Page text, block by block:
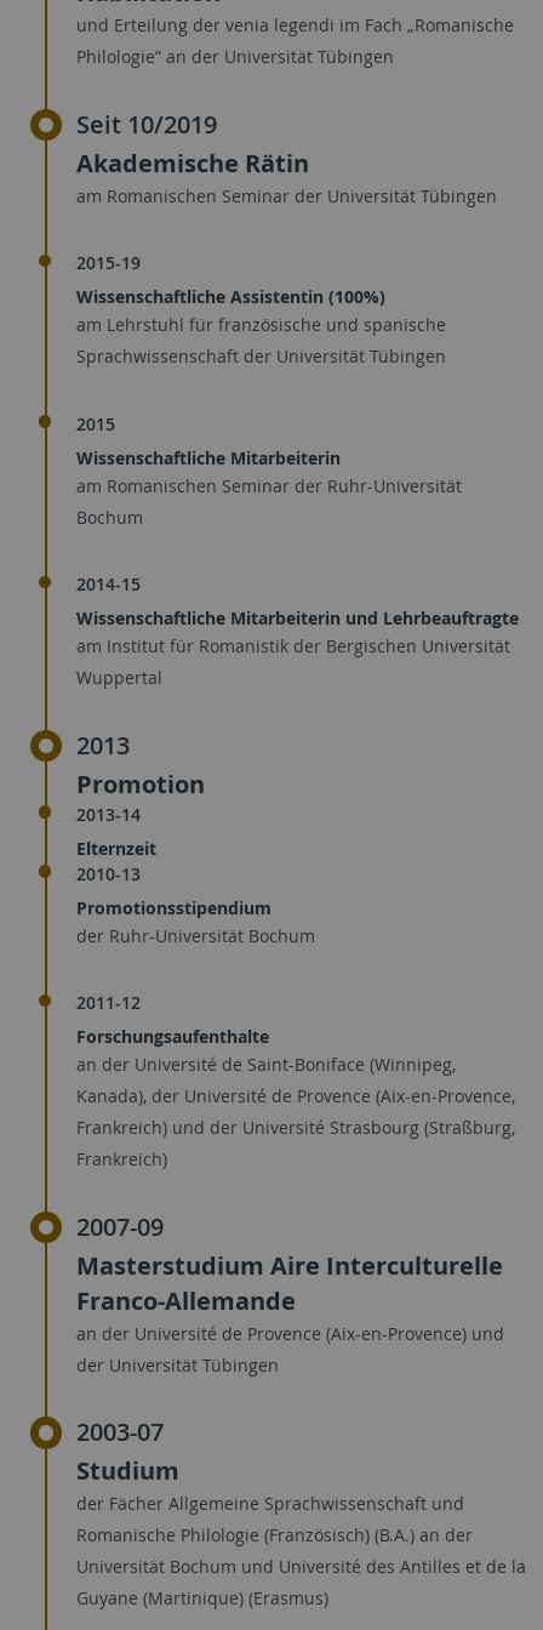
und Erteilung der venia legendi im Fach „Romanische
Philologie“ an der Universität Tübingen
Seit 10/2019
Akademische Rätin
am Romanischen Seminar der Universität Tübingen
2015-19
Wissenschaftliche Assistentin (100%)
am Lehrstuhl für französische und spanische
Sprachwissenschaft der Universität Tübingen
2015
Wissenschaftliche Mitarbeiterin
am Romanischen Seminar der Ruhr-Universität
Bochum
2014-15
Wissenschaftliche Mitarbeiterin und Lehrbeauftragte
am Institut für Romanistik der Bergischen Universität
Wuppertal
2013
Promotion
2013-14
Elternzeit
2010-13
Promotionsstipendium
der Ruhr-Universität Bochum
2011-12
Forschungsaufenthalte
an der Université de Saint-Boniface (Winnipeg,
Kanada), der Université de Provence (Aix-en-Provence,
Frankreich) und der Université Strasbourg (Straßburg,
Frankreich)
2007-09
Masterstudium Aire Interculturelle
Franco-Allemande
an der Université de Provence (Aix-en-Provence) und
der Universität Tübingen
2003-07
Studium
der Fächer Allgemeine Sprachwissenschaft und
Romanische Philologie (Französisch) (B.A.) an der
Universität Bochum und Université des Antilles et de la
Guyane (Martinique) (Erasmus)